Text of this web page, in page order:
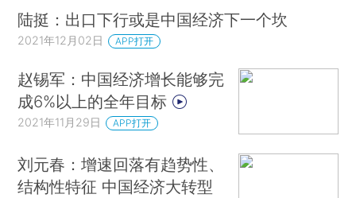
陆挺：出口下行或是中国经济下一个坎
2021年12月02日 APP打开
赵锡军：中国经济增长能够完
成6%以上的全年目标
2021年11月29日 APP打开
刘元春：增速回落有趋势性、
结构性特征 中国经济大转型